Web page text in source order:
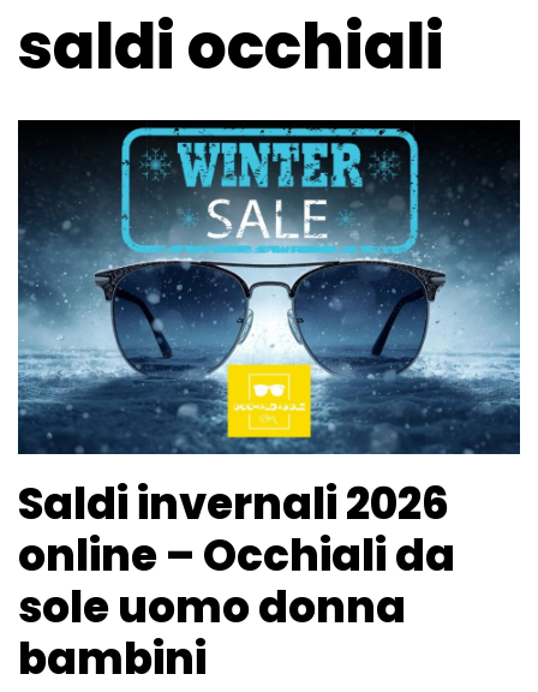
saldi occhiali
Saldi invernali 2026
online – Occhiali da
sole uomo donna
bambini